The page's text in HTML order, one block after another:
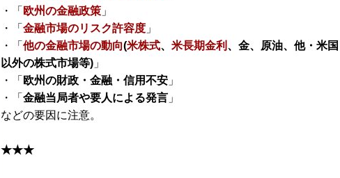
・「 欧州の金融政策 」
・「 金融市場のリスク許容度 」
・「 他の金融市場の動向(米株式、 米長期金利 、金、原油、他・米国
以外の株式市場等) 」
・「 欧州の財政・金融・信用不安 」
・「 金融当局者や要人による発言 」
などの要因に注意。
★★★